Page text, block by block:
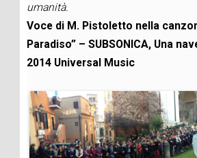
umanità.
Voce di M. Pistoletto nella
Paradiso” – SUBSONICA, Una
2014 Universal Music